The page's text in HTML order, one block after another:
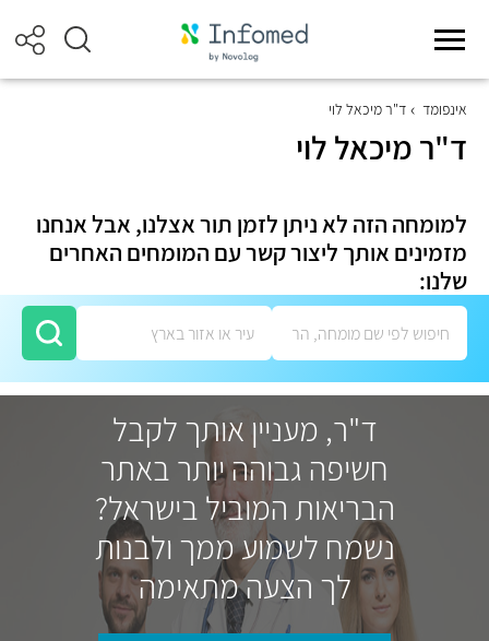
אינפומד ד"ר מיכאל לוי
ד"ר מיכאל לוי
למומחה הזה לא ניתן לזמן תור אצלנו, אבל אנחנו
מזמינים אותך ליצור קשר עם המומחים האחרים
שלנו:
ד"ר, מעניין אותך לקבל
חשיפה גבוהה יותר באתר
הבריאות המוביל בישראל?
נשמח לשמוע ממך ולבנות
לך הצעה מתאימה